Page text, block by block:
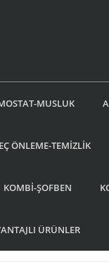
MUSLUK
ÖNLEME-TEMİZLİK
KOMBİ-ŞOFBEN
ÜRÜNLER